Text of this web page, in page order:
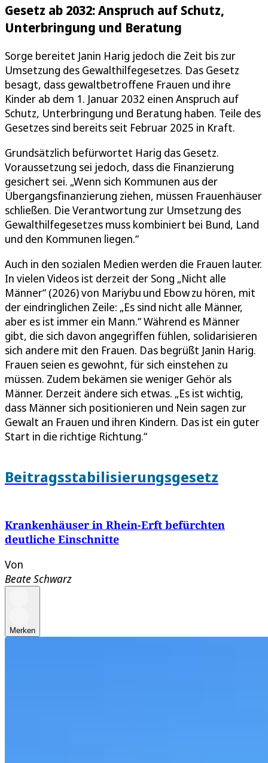
Gesetz ab 2032: Anspruch auf Schutz,
Unterbringung und Beratung
Sorge bereitet Janin Harig jedoch die Zeit bis zur
Umsetzung des Gewalthilfegesetzes. Das Gesetz
besagt, dass gewaltbetroffene Frauen und ihre
Kinder ab dem 1. Januar 2032 einen Anspruch auf
Schutz, Unterbringung und Beratung haben. Teile des
Gesetzes sind bereits seit Februar 2025 in Kraft.
Grundsätzlich befürwortet Harig das Gesetz.
Voraussetzung sei jedoch, dass die Finanzierung
gesichert sei. „Wenn sich Kommunen aus der
Übergangsfinanzierung ziehen, müssen Frauenhäuser
schließen. Die Verantwortung zur Umsetzung des
Gewalthilfegesetzes muss kombiniert bei Bund, Land
und den Kommunen liegen.“
Auch in den sozialen Medien werden die Frauen lauter.
In vielen Videos ist derzeit der Song „Nicht alle
Männer“ (2026) von Mariybu und Ebow zu hören, mit
der eindringlichen Zeile: „Es sind nicht alle Männer,
aber es ist immer ein Mann.“ Während es Männer
gibt, die sich davon angegriffen fühlen, solidarisieren
sich andere mit den Frauen. Das begrüßt Janin Harig.
Frauen seien es gewohnt, für sich einstehen zu
müssen. Zudem bekämen sie weniger Gehör als
Männer. Derzeit ändere sich etwas. „Es ist wichtig,
dass Männer sich positionieren und Nein sagen zur
Gewalt an Frauen und ihren Kindern. Das ist ein guter
Start in die richtige Richtung.“
Beitragsstabilisierungsgesetz
Krankenhäuser in Rhein-Erft befürchten
deutliche Einschnitte
Von
Beate Schwarz
Merken